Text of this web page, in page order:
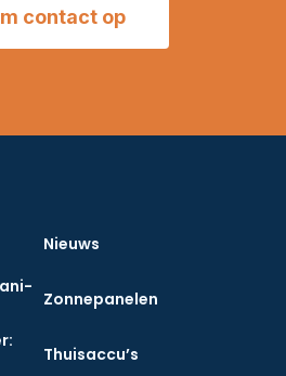
contact op
Nieuws
Zonnepanelen
Thuisaccu’s